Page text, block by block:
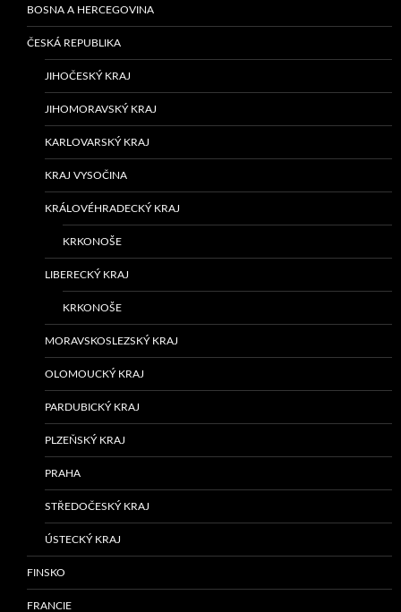
BOSNA A HERCEGOVINA
ČESKÁ REPUBLIKA
JIHOČESKÝ KRAJ
JIHOMORAVSKÝ KRAJ
KARLOVARSKÝ KRAJ
KRAJ VYSOČINA
KRÁLOVÉHRADECKÝ KRAJ
KRKONOŠE
LIBERECKÝ KRAJ
KRKONOŠE
MORAVSKOSLEZSKÝ KRAJ
OLOMOUCKÝ KRAJ
PARDUBICKÝ KRAJ
PLZEŇSKÝ KRAJ
PRAHA
STŘEDOČESKÝ KRAJ
ÚSTECKÝ KRAJ
FINSKO
FRANCIE